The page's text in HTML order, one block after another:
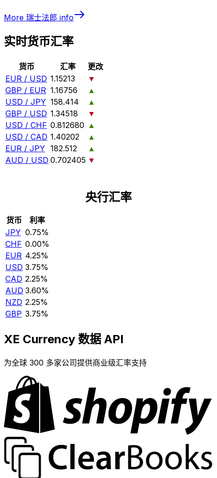
More 瑞士法郎 info
实时货币汇率
货币 汇率
更改
EUR / USD 1.15213
▼
GBP / EUR 1.16756
▲
USD / JPY 158.414
▲
GBP / USD 1.34518
▼
USD / CHF 0.812680 ▲
USD / CAD 1.40202
▲
EUR / JPY 182.512
▲
AUD / USD 0.702405 ▼
央行汇率
货币
利率
JPY 0.75%
CHF 0.00%
EUR 4.25%
USD 3.75%
CAD 2.25%
AUD 3.60%
NZD 2.25%
GBP 3.75%
XE Currency 数据 API
为全球 300 多家公司提供商业级汇率支持